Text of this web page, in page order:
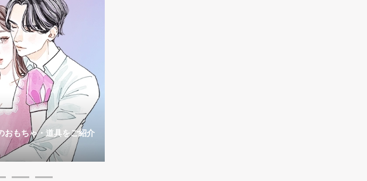
おもちゃ・道具をご紹介